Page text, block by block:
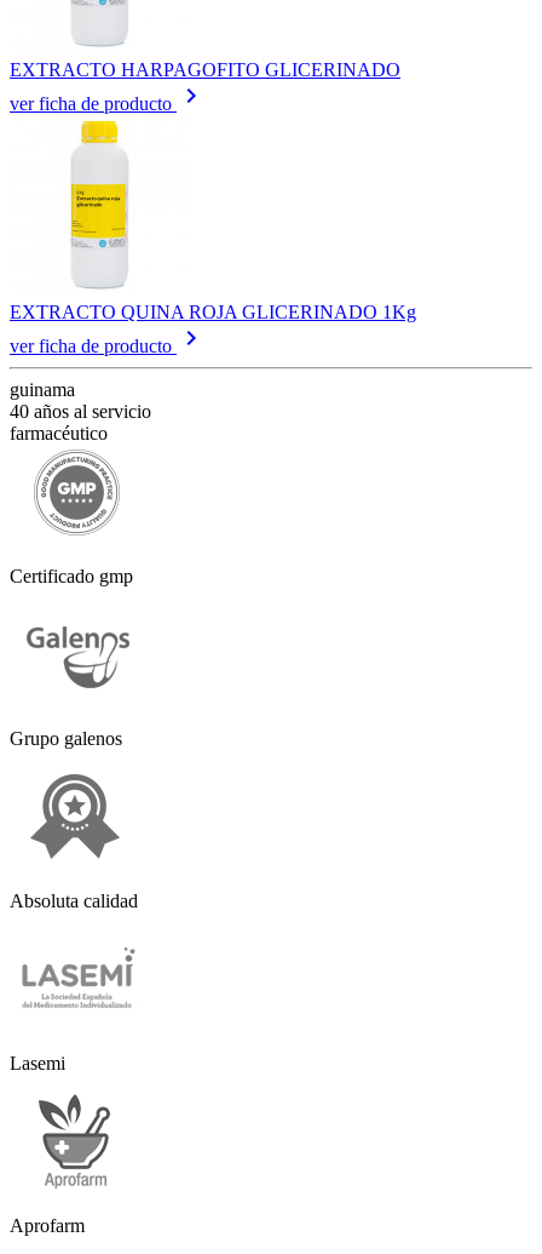
EXTRACTO HARPAGOFITO GLICERINADO
ver ficha de producto
keyboard_arrow_right
EXTRACTO QUINA ROJA GLICERINADO 1Kg
ver ficha de producto
keyboard_arrow_right
guinama
40 años al servicio
farmacéutico
Certificado gmp
Grupo galenos
Absoluta calidad
Lasemi
Aprofarm